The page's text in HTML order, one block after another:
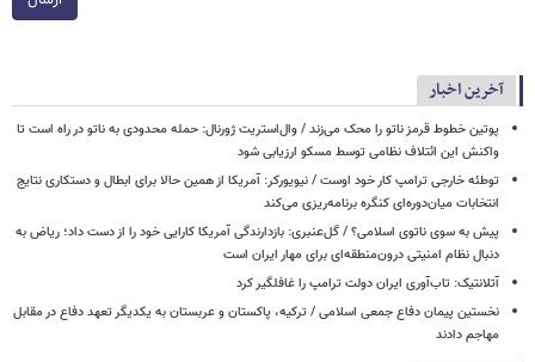
آخرین اخبار
پوتین خطوط قرمز ناتو را محک می‌زند / وال‌استریت ژورنال: حمله محدودی به ناتو در راه است تا
واکنش این ائتلاف نظامی توسط مسکو ارزیابی شود
توطئه خارجی ترامپ کار خود اوست / نیویورکر: آمریکا از همین حالا برای ابطال و دستکاری نتایج
انتخابات میان‌دوره‌ای کنگره برنامه‌ریزی می‌کند
پیش به سوی ناتوی اسلامی؟ / گل‌عنبری: بازدارندگی آمریکا کارایی خود را از دست داد؛ ریاض به
دنبال نظام امنیتی درون‌منطقه‌ای برای مهار ایران است
آتلانتیک: تاب‌آوری ایران دولت ترامپ را غافلگیر کرد
نخستین پیمان دفاع جمعی اسلامی / ترکیه، پاکستان و عربستان به یکدیگر تعهد دفاع در مقابل
مهاجم دادند